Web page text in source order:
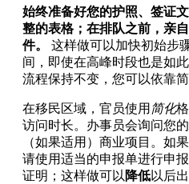
始终准备好您的护照、签证
整的表格；在排队之前，亲
件。
这样做可以加快初始步
间，即使在高峰时段也是如
流程保持不变，您可以依靠简
在移民区域，官员使用 简化
访问时长。办事员会询问您
（如果适用）商业项目。如
请使用适当的申报单进行申
证明；这样做可以 降低以后